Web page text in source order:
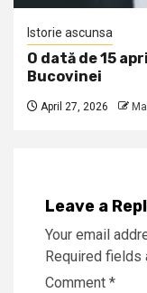
Istorie ascunsa
O dată de 15
Bucovinei
April 27, 2026
Leave a
Your email
Required fields
Comment *